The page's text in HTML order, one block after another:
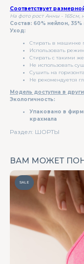
Соответствует
На фото рост Анны - 165см,
Состав: 60% нейлон,
Уход:
Стирать в машинке
Использовать
Стирать с такими
Не использовать
Сушить на
Не рекомендуется
Модель доступна в
Экологичность:
Упаковано в
крахмала
Раздел: ШОРТЫ
ВАМ МОЖЕТ
SALE